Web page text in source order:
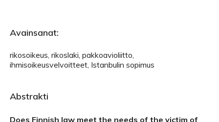
Avainsanat:
rikosoikeus, rikoslaki, pakkoavioliitto,
ihmisoikeusvelvoitteet, Istanbulin sopimus
Abstrakti
Does Finnish law meet the needs of the victim of